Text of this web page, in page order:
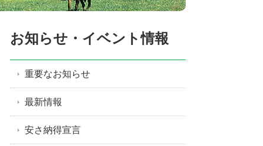
お知らせ・イベント情報
重要なお知らせ
最新情報
安さ納得宣言